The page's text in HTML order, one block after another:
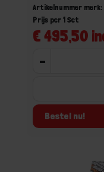
Artikelnummer
€ 495,50
Prijs per 1 Set
-
Bestel nu!